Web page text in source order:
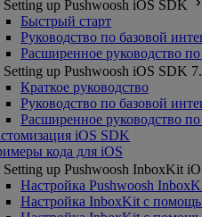
Setting up Pushwoosh iOS SDK
Быстрый старт
Руководство по базовой
Расширенное руководство
Setting up Pushwoosh iOS SDK
Краткое руководство
Руководство по базовой
Расширенное руководство
iOS SDK
кода для iOS
Setting up Pushwoosh InboxKit
Настройка Pushwoosh
Настройка InboxKit с